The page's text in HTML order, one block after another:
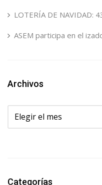
LOTERÍA DE NAVIDAD:
ASEM participa en el
Archivos
Archivos
Categorías